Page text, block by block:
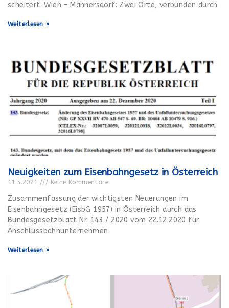
scheitert. Wien – Mannersdorf: Zwei Orte, verbunden durch
Weiterlesen »
Neuigkeiten zum Eisenbahngesetz in Österreich
11.5.2021 Keine Kommentare
Zusammenfassung der wichtigsten Neuerungen im
Eisenbahngesetz (EisbG 1957) in Österreich durch das
Bundesgesetzblatt Nr. 143 / 2020 vom 22.12.2020 für
Anschlussbahnunternehmen.
Weiterlesen »